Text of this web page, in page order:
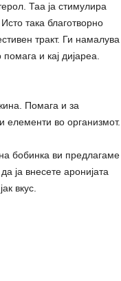
Таа ја стимулира
така благотворно
тракт. Ги намалува
и кај дијареа.
Помага и за
елементи во организмот.
бобинка ви предлагаме
ја внесете аронијата
вкус.